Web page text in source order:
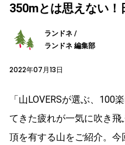
350mとは思えない
ランドネ /
ランドネ 編集部
2022年07月13日
「山LOVERSが選ぶ、100
てきた疲れが一気に吹き
頂を有する山をご紹介。